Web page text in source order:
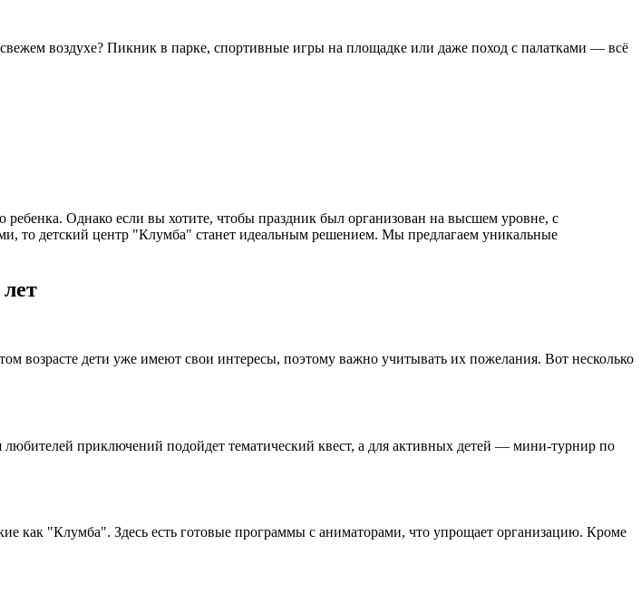
воздухе? Пикник в парке, спортивные игры на площадке или даже поход с палатками — всё
Однако если вы хотите, чтобы праздник был организован на высшем уровне, с
то детский центр "Клумба" станет идеальным решением. Мы предлагаем уникальные
возрасте дети уже имеют свои интересы, поэтому важно учитывать их пожелания. Вот несколько
приключений подойдет тематический квест, а для активных детей — мини-турнир по
как "Клумба". Здесь есть готовые программы с аниматорами, что упрощает организацию. Кроме